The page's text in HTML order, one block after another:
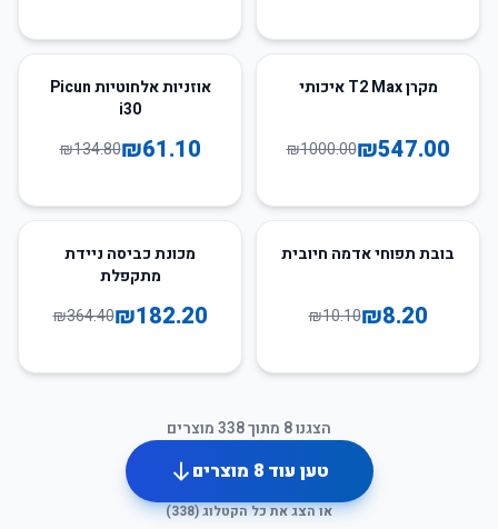
45מקרן T2 Max איכותי
₪547.00
₪1000.00
55
אוזניות אלחוטיות Picun
i30
₪61.10
₪134.80
19%בובת תפוחי אדמה חיובית
₪8.20
₪10.10
מכונת כביסה ניידת
מתקפלת
₪182.20
₪364.40
הצגנו8 מתוך338מוצרים
טען עוד8 מוצרים
או הצג את כל הקטלוג (338
)